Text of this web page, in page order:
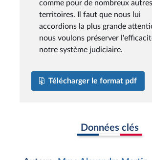
comme pour de nombreux autres
territoires. Il faut que nous lui
accordions la plus grande
nous voulons préserver
notre système judiciaire.
Télécharger le format pdf
Données clés